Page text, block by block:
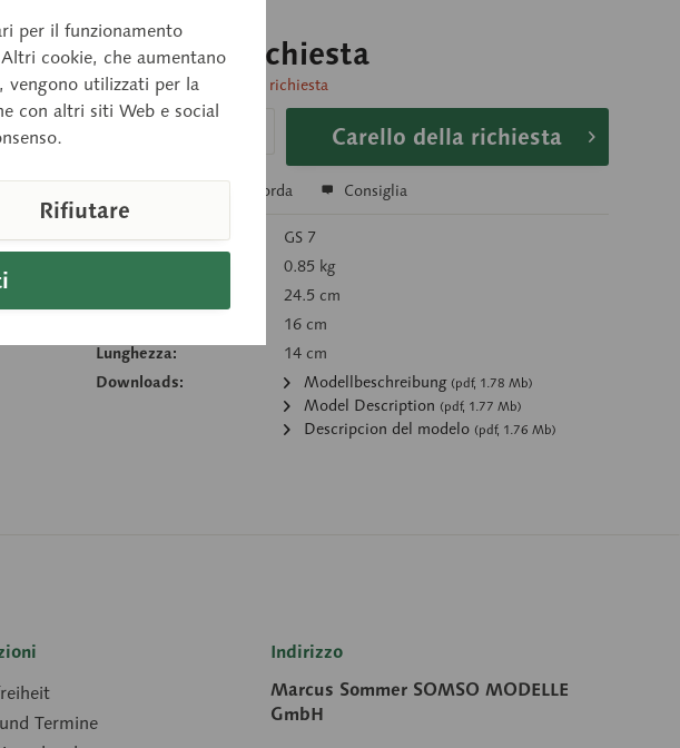
Prezzo su richiesta
Tempi di consegna su richiesta
Carello della richiesta
Ricorda Consiglia
Numero articolo:
GS 7
0.85 kg
24.5 cm
16 cm
Lunghezza:
14 cm
Downloads:
Modellbeschreibung (pdf, 1.78 Mb)
Model Description (pdf, 1.77 Mb)
Descripcion del modelo (pdf, 1.76 Mb)
Termine
Indirizzo
Marcus Sommer SOMSO MODELLE
GmbH
per il funzionamento
cookie, che aumentano
utilizzati per la
con altri siti Web e social
Rifiutare